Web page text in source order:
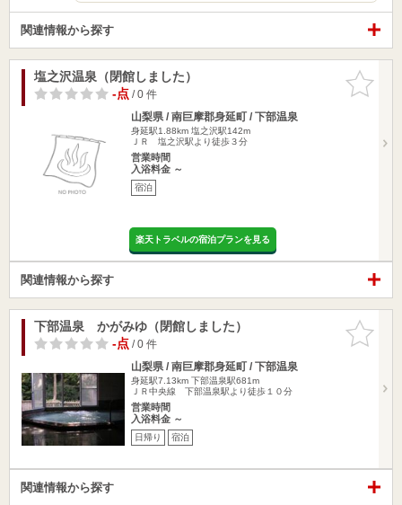
関連情報から探す
お気に入
りに追加
塩之沢温泉（閉館しました）
-点/ 0 件
山梨県 / 南巨摩郡身延町 / 下部温泉
身延駅1.88km 塩之沢駅142m
ＪＲ 塩之沢駅より徒歩３分
営業時間
入浴料金 ～
宿泊
楽天トラベルの宿泊プランを見る
関連情報から探す
お気に入
りに追加
下部温泉 かがみゆ（閉館しました）
-点/ 0 件
山梨県 / 南巨摩郡身延町 / 下部温泉
身延駅7.13km 下部温泉駅681m
ＪＲ中央線 下部温泉駅より徒歩１０分
営業時間
入浴料金 ～
日帰り 宿泊
関連情報から探す